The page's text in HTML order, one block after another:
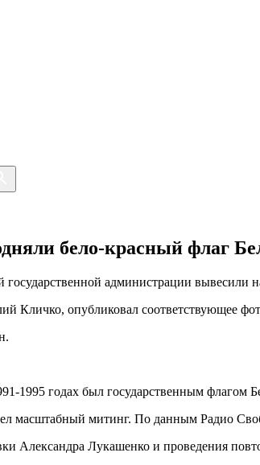
бело-красный флаг
государственной администрации
Кличко, опубликовал соответствующее
1995 годах был государственным флагом
масштабный митинг. По данным Радио
Александра Лукашенко и проведения